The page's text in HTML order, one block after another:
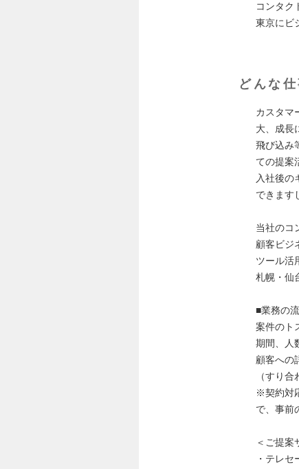
コンタク
東京にビ
どんな
カスタマ
大、成長
飛び込み
ての提案
入社後の
できます
当社のコ
顧客ビジ
ツール活
札幌・仙
■業務の流
案件のト
期間、人
顧客への
（すり
※契約対
で、事前
＜ご提案
・テレ